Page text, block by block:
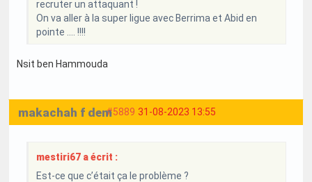
recruter un attaquant !
On va aller à la super ligue avec Berrima et Abid en
pointe .... !!!!
Nsit ben Hammouda
#5889 31-08-2023 13:55
makachah f dem
mestiri67 a écrit :
Est-ce que c’était ça le problème ?